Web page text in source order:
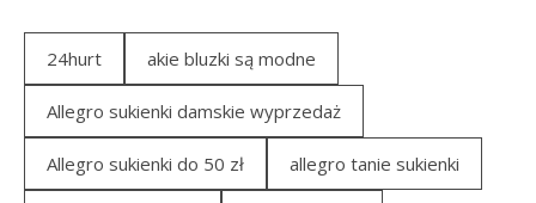
24hurt akie bluzki są modne
Allegro sukienki damskie wyprzedaż
Allegro sukienki do 50 zł allegro tanie sukienki